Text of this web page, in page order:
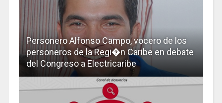
Personero Alfonso Campo, vocero de los
personeros de la Regi�n Caribe en debate
del Congreso a Electricaribe